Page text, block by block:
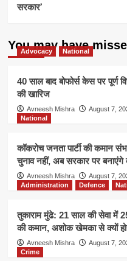
सरकार’
You may have
Advocacy National
40 साल बाद बोफोर्स केस पर पूर्ण
की खारिज
Avneesh Mishra August 7,
National
कॉकरोच जनता पार्टी की कमान
चुनाव नहीं, अब सरकार पर बनाएंगे
Avneesh Mishra August 7,
Administration
Defence
तुकाराम मुंढे: 21 साल की सेवा में
की कमान, अशोक खेमका से क्यों
Avneesh Mishra August 7,
Crime